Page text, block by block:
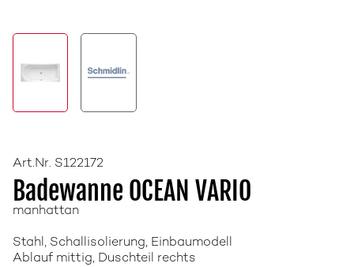
Art.Nr. S122172
Badewanne OCEAN VARIO
manhattan
Stahl, Schallisolierung, Einbaumodell
Ablauf mittig, Duschteil rechts